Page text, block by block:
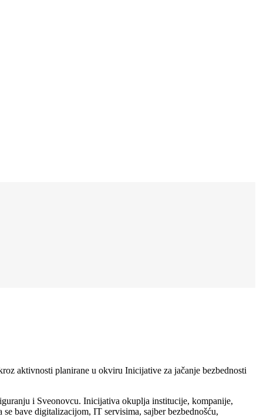
aktivnosti planirane u okviru Inicijative za jačanje bezbednosti
i Sveonovcu. Inicijativa okuplja institucije, kompanije,
bave digitalizacijom, IT servisima, sajber bezbednošću,